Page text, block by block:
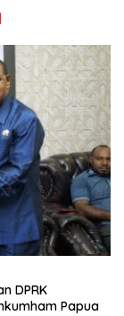
DPRK
Papua